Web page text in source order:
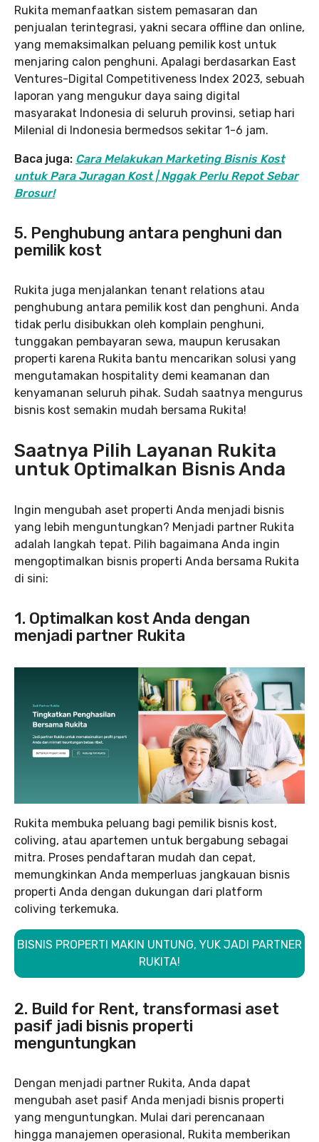
Rukita memanfaatkan sistem pemasaran dan
penjualan terintegrasi, yakni secara offline dan online,
yang memaksimalkan peluang pemilik kost untuk
menjaring calon penghuni. Apalagi berdasarkan East
Ventures-Digital Competitiveness Index 2023, sebuah
laporan yang mengukur daya saing digital
masyarakat Indonesia di seluruh provinsi, setiap hari
Milenial di Indonesia bermedsos sekitar 1-6 jam.
Baca juga: Cara Melakukan Marketing Bisnis Kost
untuk Para Juragan Kost | Nggak Perlu Repot Sebar
Brosur!
5. Penghubung antara penghuni dan
pemilik kost
Rukita juga menjalankan tenant relations atau
penghubung antara pemilik kost dan penghuni. Anda
tidak perlu disibukkan oleh komplain penghuni,
tunggakan pembayaran sewa, maupun kerusakan
properti karena Rukita bantu mencarikan solusi yang
mengutamakan hospitality demi keamanan dan
kenyamanan seluruh pihak. Sudah saatnya mengurus
bisnis kost semakin mudah bersama Rukita!
Saatnya Pilih Layanan Rukita
untuk Optimalkan Bisnis Anda
Ingin mengubah aset properti Anda menjadi bisnis
yang lebih menguntungkan? Menjadi partner Rukita
adalah langkah tepat. Pilih bagaimana Anda ingin
mengoptimalkan bisnis properti Anda bersama Rukita
di sini:
1. Optimalkan kost Anda dengan
menjadi partner Rukita
Rukita membuka peluang bagi pemilik bisnis kost,
coliving, atau apartemen untuk bergabung sebagai
mitra. Proses pendaftaran mudah dan cepat,
memungkinkan Anda memperluas jangkauan bisnis
properti Anda dengan dukungan dari platform
coliving terkemuka.
BISNIS PROPERTI MAKIN UNTUNG, YUK JADI PARTNER
RUKITA!
2. Build for Rent, transformasi aset
pasif jadi bisnis properti
menguntungkan
Dengan menjadi partner Rukita, Anda dapat
mengubah aset pasif Anda menjadi bisnis properti
yang menguntungkan. Mulai dari perencanaan
hingga manajemen operasional, Rukita memberikan